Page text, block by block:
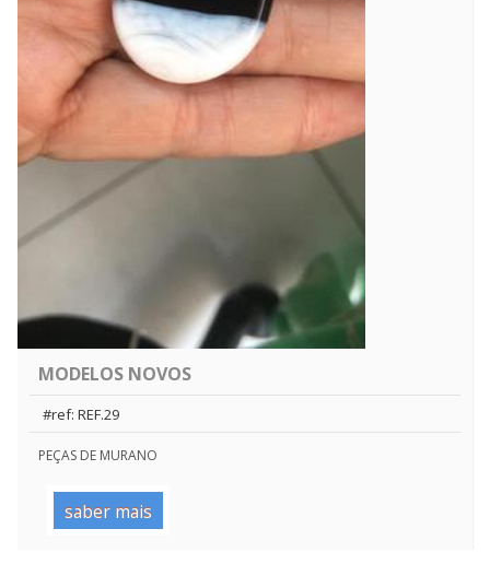
MODELOS NOVOS
#ref: REF.29
PEÇAS DE MURANO
saber mais